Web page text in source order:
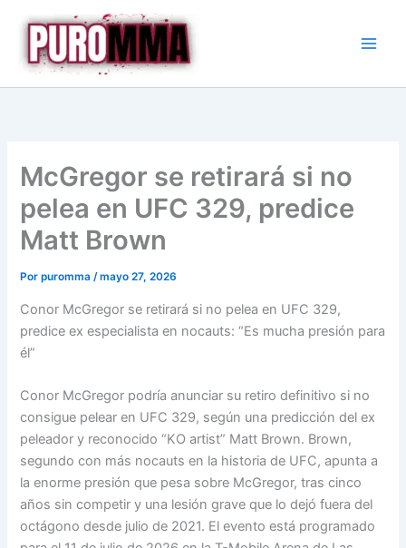
contenido
McGregor se retirará si no
pelea en UFC 329, predice
Matt Brown
Porpuromma/mayo 27, 2026
Conor McGregor se retirará si no pelea en UFC 329,
predice ex especialista en nocauts: “Es mucha presión para
él”
Conor McGregor podría anunciar su retiro definitivo si no
consigue pelear en UFC 329, según una predicción del ex
peleador y reconocido “KO artist” Matt Brown. Brown,
segundo con más nocauts en la historia de UFC, apunta a
la enorme presión que pesa sobre McGregor, tras cinco
años sin competir y una lesión grave que lo dejó fuera del
octágono desde julio de 2021. El evento está programado